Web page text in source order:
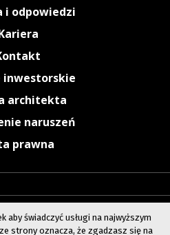
i odpowiedzi
inwestorskie
architekta
naruszeń
prawna
aby świadczyć usługi na najwyższym
strony oznacza, że zgadzasz się na